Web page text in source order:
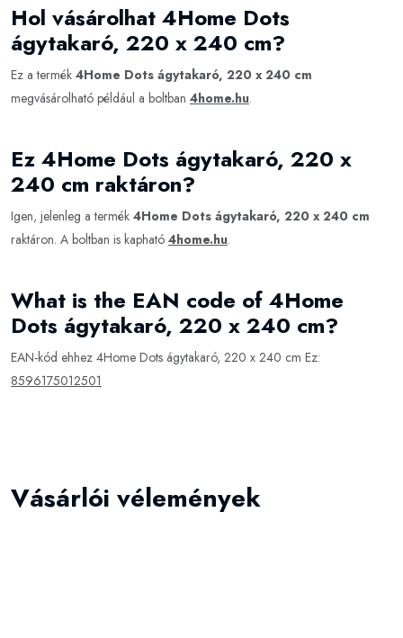
Hol vásárolhat 4Home Dots
ágytakaró, 220 x 240 cm?
Ez a termék 4Home Dots ágytakaró, 220 x 240 cm
megvásárolható például a boltban 4home.hu.
Ez 4Home Dots ágytakaró, 220 x
240 cm raktáron?
Igen, jelenleg a termék 4Home Dots ágytakaró, 220 x 240 cm
raktáron. A boltban is kapható 4home.hu.
What is the EAN code of 4Home
Dots ágytakaró, 220 x 240 cm?
EAN-kód ehhez 4Home Dots ágytakaró, 220 x 240 cm Ez:
8596175012501
Vásárlói vélemények